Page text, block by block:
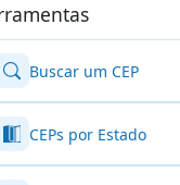
Buscar um CEP
CEPs por Estado